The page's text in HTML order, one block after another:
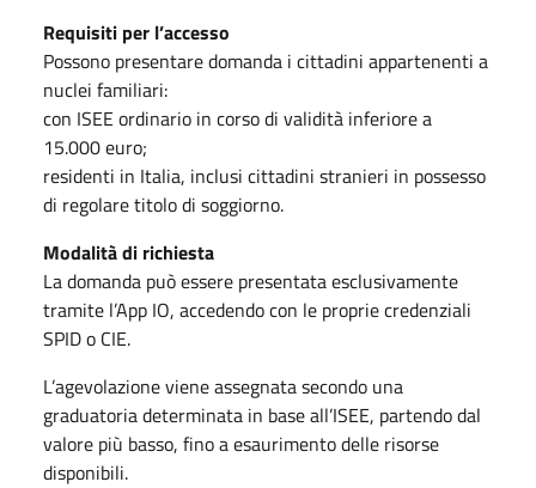
Requisiti per l’accesso
Possono presentare domanda i cittadini appartenenti a
nuclei familiari:
con ISEE ordinario in corso di validità inferiore a
15.000 euro;
residenti in Italia, inclusi cittadini stranieri in possesso
di regolare titolo di soggiorno.
Modalità di richiesta
La domanda può essere presentata esclusivamente
tramite l’App IO, accedendo con le proprie credenziali
SPID o CIE.
L’agevolazione viene assegnata secondo una
graduatoria determinata in base all’ISEE, partendo dal
valore più basso, fino a esaurimento delle risorse
disponibili.